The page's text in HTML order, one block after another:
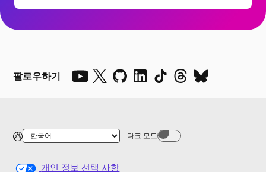
팔로우하기
다크 모드
Dark mode off
개인 정보 선택 사항